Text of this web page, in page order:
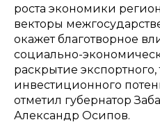
роста экономики
векторы
окажет благотворное
социально-
раскрытие экспортного,
инвестиционного
отметил губернатор
Александр Осипов.